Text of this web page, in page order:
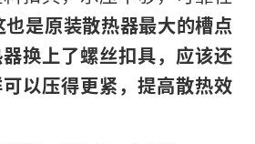
也是原装散热器最大的槽点
换上了螺丝扣具，应该还
以压得更紧，提高散热效